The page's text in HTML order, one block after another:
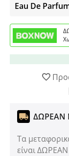
Eau De
ΔΩΡΕΑΝ
Τα
είναι